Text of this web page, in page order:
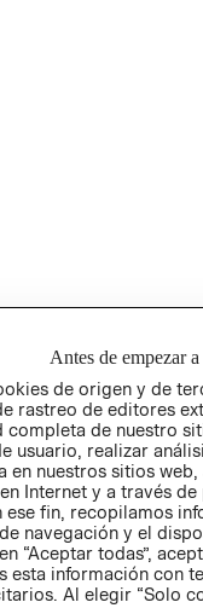
Antes de empezar
de origen y de
rastreo de editores
completa de nuestro
usuario, realizar
en nuestros sitios
Internet y a través
ese fin, recopilamos
navegación y el
“Aceptar todas”,
esta información con
Al elegir “Solo